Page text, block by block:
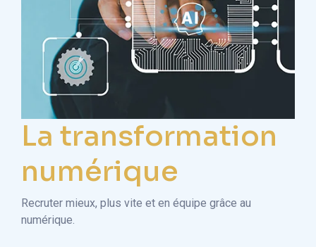
La transformation
numérique
Recruter mieux, plus vite et en équipe grâce au
numérique.